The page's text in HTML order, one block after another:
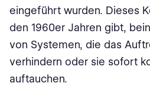
eingeführt wurden. Dieses
den 1960er Jahren gibt,
von Systemen, die das
verhindern oder sie sofort
auftauchen.